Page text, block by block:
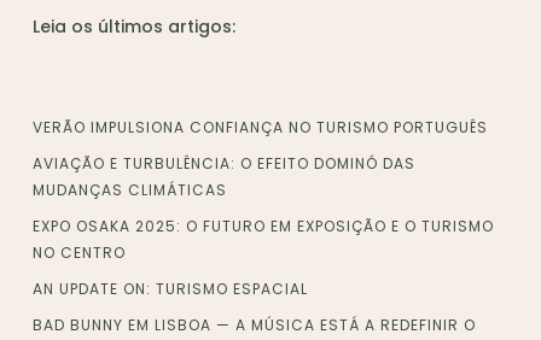
Leia os últimos artigos:
VERÃO IMPULSIONA CONFIANÇA NO TURISMO PORTUGUÊS
AVIAÇÃO E TURBULÊNCIA: O EFEITO DOMINÓ DAS
MUDANÇAS CLIMÁTICAS
EXPO OSAKA 2025: O FUTURO EM EXPOSIÇÃO E O TURISMO
NO CENTRO
AN UPDATE ON: TURISMO ESPACIAL
BAD BUNNY EM LISBOA — A MÚSICA ESTÁ A REDEFINIR O